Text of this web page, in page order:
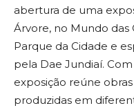
abertura de uma
Árvore, no Mundo das
Parque da Cidade e
pela Dae Jundiaí.
exposição reúne
produzidas em